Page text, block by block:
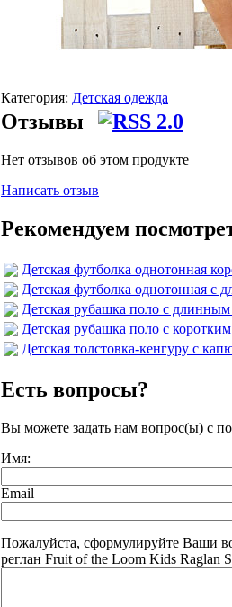
Категория: Детская одежда
Отзывы
Нет отзывов об этом продукте
Написать отзыв
Рекомендуем
Детская футболка однотонная
Детская футболка однотонная с
Детская рубашка поло с
Детская рубашка поло с
Детская толстовка-кенгуру с
Есть вопросы?
Вы можете задать нам вопрос(ы) с
Имя:
Email
Пожалуйста, сформулируйте Ваши
реглан Fruit of the Loom Kids Raglan